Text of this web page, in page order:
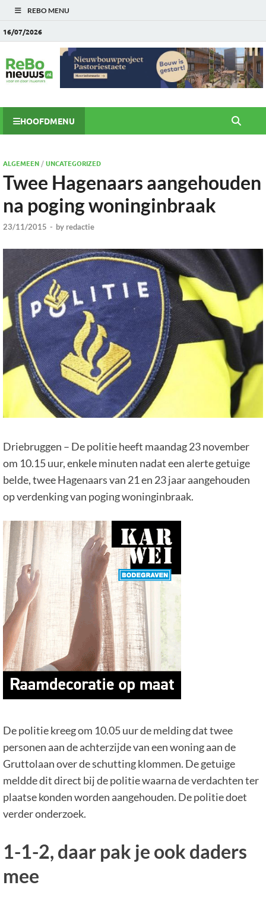
REBO MENU
16/07/2026
HOOFDMENU
ALGEMEEN/UNCATEGORIZED
Twee Hagenaars aangehouden
na poging woninginbraak
23/11/2015 - by redactie
Driebruggen – De politie heeft maandag 23 november
om 10.15 uur, enkele minuten nadat een alerte getuige
belde, twee Hagenaars van 21 en 23 jaar aangehouden
op verdenking van poging woninginbraak.
De politie kreeg om 10.05 uur de melding dat twee
personen aan de achterzijde van een woning aan de
Gruttolaan over de schutting klommen. De getuige
meldde dit direct bij de politie waarna de verdachten ter
plaatse konden worden aangehouden. De politie doet
verder onderzoek.
1-1-2, daar pak je ook daders
mee